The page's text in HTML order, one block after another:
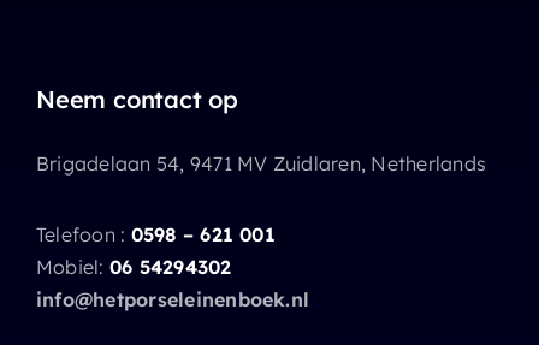
Neem contact op
Brigadelaan 54, 9471 MV Zuidlaren, Netherlands
Telefoon : 0598 – 621 001
Mobiel: 06 54294302
info@hetporseleinenboek.nl